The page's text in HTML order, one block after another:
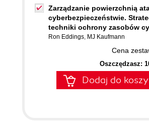
Zarządzanie powierzchnią
cyberbezpieczeństwie.
techniki ochrony zasobów
Ron Eddings, MJ Kaufmann
Cena
Oszczędzasz:
Dodaj do